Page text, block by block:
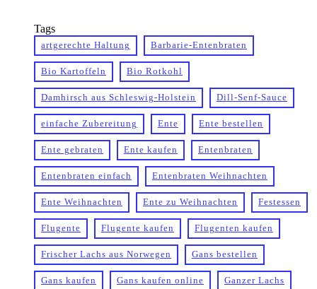
Tags
artgerechte Haltung Barbarie-Entenbraten
Bio Kartoffeln Bio Rotkohl
Damhirsch aus Schleswig-Holstein Dill-Senf-Sauce
einfache Zubereitung Ente Ente bestellen
Ente gebraten Ente kaufen Entenbraten
Entenbraten einfach Entenbraten Weihnachten
Ente Weihnachten Ente zu Weihnachten Festessen
Flugente Flugente kaufen Flugenten kaufen
Frischer Lachs aus Norwegen Gans bestellen
Gans kaufen Gans kaufen online Ganzer Lachs